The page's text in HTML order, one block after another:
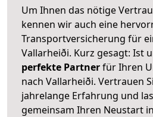
Um Ihnen das nötige
kennen wir auch eine
Transportversicherung für
Vallarheiði. Kurz gesagt: Ist
perfekte Partnerfür Ihren
nach Vallarheiði. Vertrauen
jahrelange Erfahrung und
gemeinsam Ihren Neustart